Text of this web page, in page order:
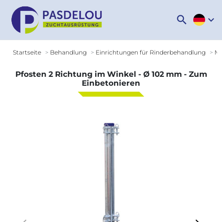
search expand_more
Startseite Behandlung Einrichtungen für Rinderbehandlung
Pfosten 2 Richtung im Winkel - Ø 102 mm - Zum
Einbetonieren